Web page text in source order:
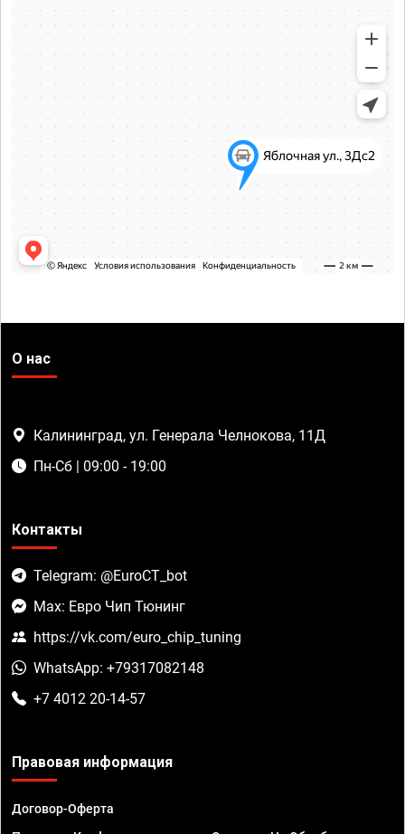
О нас
Калининград, ул. Генерала Челнокова, 11Д
Пн-Сб | 09:00 - 19:00
Контакты
Telegram: @EuroCT_bot
Max: Евро Чип Тюнинг
https://vk.com/euro_chip_tuning
WhatsApp: +79317082148
+7 4012 20-14-57
Правовая информация
Договор-Оферта